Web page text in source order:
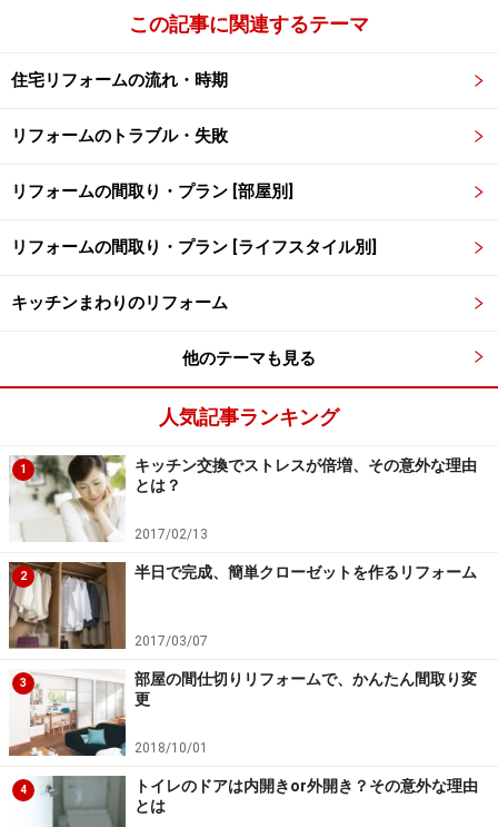
少なくありません。
特に西日が入る部屋は、太陽光が低い位置から差し込む
実は朝日と西日の熱量は同じです。しかし朝は、夜にい
ったん冷えてそこから気温が上がりきらないうちである
のに対し、西は既に気温が上がりきった状態から更に西
日が差し込むため、より暑さを感じるのです。
熱中症リスクを下げるためにはエアコンを適切に使いつ
つ、西日を家の中にいれないこと。効果が高いのは窓の
外に日よけを取り付けることですが、遮熱カーテンをし
っかり閉めるだけでも、効果があります。もちろん朝日
も入れなければ、昼間の室温の上昇を防ぎやすくなりま
す。
注意2.「湿度が高い」と25度でも安心でき
ない
「湿度」はエアコンでしっかりコントロールを。除湿器も熱
中症リスクの軽減に役立ちます
熱中症リスクを大きく高めてしまうのが湿度です。暑さ
この記事に関連するテーマ
住宅リフォームの流れ・時期
リフォームのトラブル・失敗
リフォームの間取り・プラン [部屋別]
リフォームの間取り・プラン [ライフスタイル別]
キッチンまわりのリフォーム
他のテーマも見る
人気記事ランキング
1
キッチン交換でストレスが倍増、その意外な理由
とは？
2017/02/13
2 半日で完成、簡単クローゼットを作るリフォーム
2017/03/07
3
部屋の間仕切りリフォームで、かんたん間取り変
更
2018/10/01
4
トイレのドアは内開きor外開き？その意外な理由
とは